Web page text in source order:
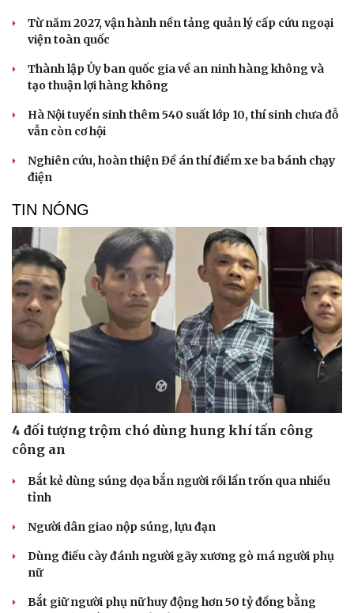
Sức khỏe
Dinh dưỡng - món ngon
Sản phụ khoa
Nhi khoa
Làm đẹp - giảm cân
Phòng mạch online
Ăn sạch sống khỏe
Đời sống
Tình yêu - Gia đình
Từ năm 2027, vận hành nền tảng quản lý cấp cứu ngoại
viện toàn quốc
Thành lập Ủy ban quốc gia về an ninh hàng không và
tạo thuận lợi hàng không
Hà Nội tuyển sinh thêm 540 suất lớp 10, thí sinh chưa đỗ
vẫn còn cơ hội
Nghiên cứu, hoàn thiện Đề án thí điểm xe ba bánh chạy
điện
TIN NÓNG
4 đối tượng trộm chó dùng hung khí tấn công
công an
Bắt kẻ dùng súng dọa bắn người rồi lẩn trốn qua nhiều
tỉnh
Người dân giao nộp súng, lựu đạn
Dùng điếu cày đánh người gãy xương gò má người phụ
nữ
Bắt giữ người phụ nữ huy động hơn 50 tỷ đồng bằng